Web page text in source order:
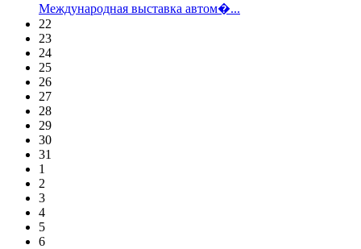
Международная выставка автом�...
22
23
24
25
26
27
28
29
30
31
1
2
3
4
5
6